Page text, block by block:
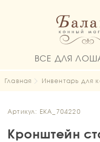
ВСЕ ДЛЯ
Главная Инвентарь для
Артикул: EKA_704220
Кронштейн